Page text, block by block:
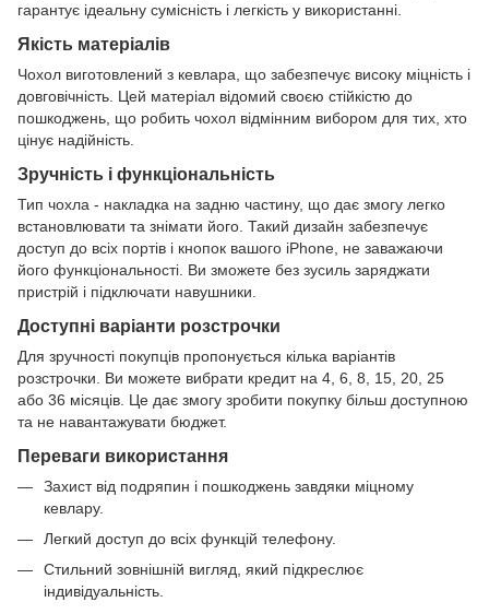
гарантує ідеальну сумісність і легкість у використанні.
Якість матеріалів
Чохол виготовлений з кевлара, що забезпечує високу міцність і
довговічність. Цей матеріал відомий своєю стійкістю до
пошкоджень, що робить чохол відмінним вибором для тих, хто
цінує надійність.
Зручність і функціональність
Тип чохла - накладка на задню частину, що дає змогу легко
встановлювати та знімати його. Такий дизайн забезпечує
доступ до всіх портів і кнопок вашого iPhone, не заважаючи
його функціональності. Ви зможете без зусиль заряджати
пристрій і підключати навушники.
Доступні варіанти розстрочки
Для зручності покупців пропонується кілька варіантів
розстрочки. Ви можете вибрати кредит на 4, 6, 8, 15, 20, 25
або 36 місяців. Це дає змогу зробити покупку більш доступною
та не навантажувати бюджет.
Переваги використання
Захист від подряпин і пошкоджень завдяки міцному
кевлару.
Легкий доступ до всіх функцій телефону.
Стильний зовнішній вигляд, який підкреслює
індивідуальність.